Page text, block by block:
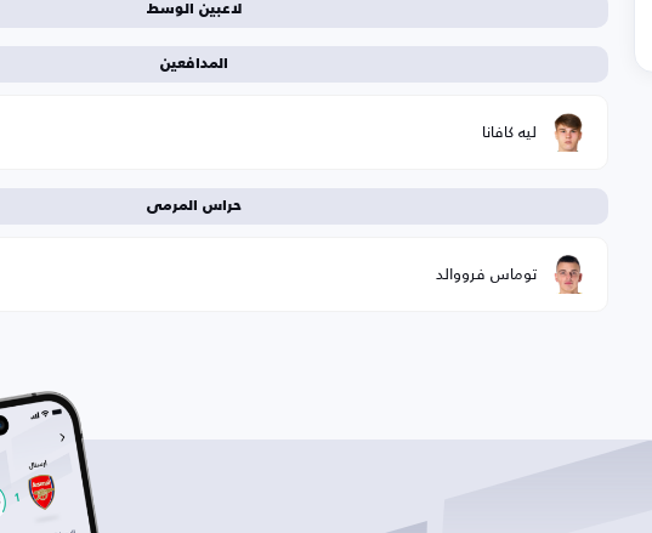
لاعبين الوسط
المدافعين
ليه كافانا
حراس المرمى
توماس فرووالد